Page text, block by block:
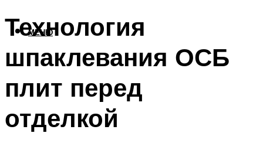
МЕНЮ
Технология
шпаклевания ОСБ
плит перед
отделкой